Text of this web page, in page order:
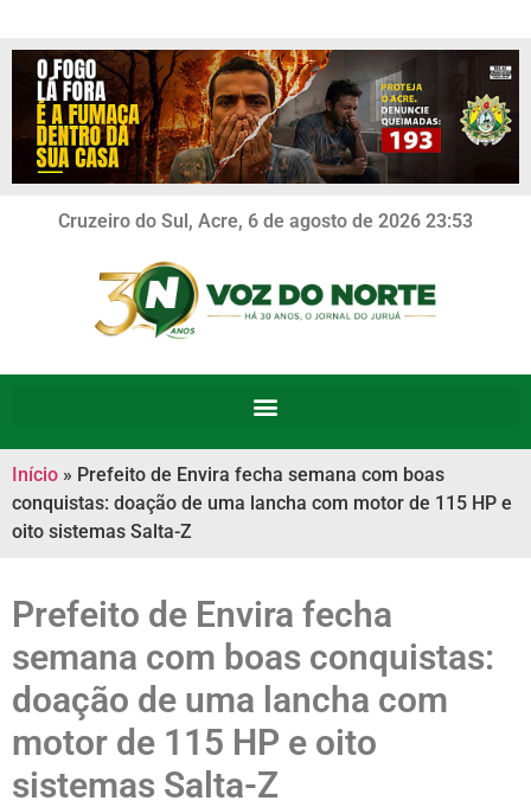
Cruzeiro do Sul, Acre, 6 de agosto de 2026 23:53
Início » Prefeito de Envira fecha semana com boas
conquistas: doação de uma lancha com motor de 115 HP e
oito sistemas Salta-Z
Prefeito de Envira fecha
semana com boas conquistas:
doação de uma lancha com
motor de 115 HP e oito
sistemas Salta-Z